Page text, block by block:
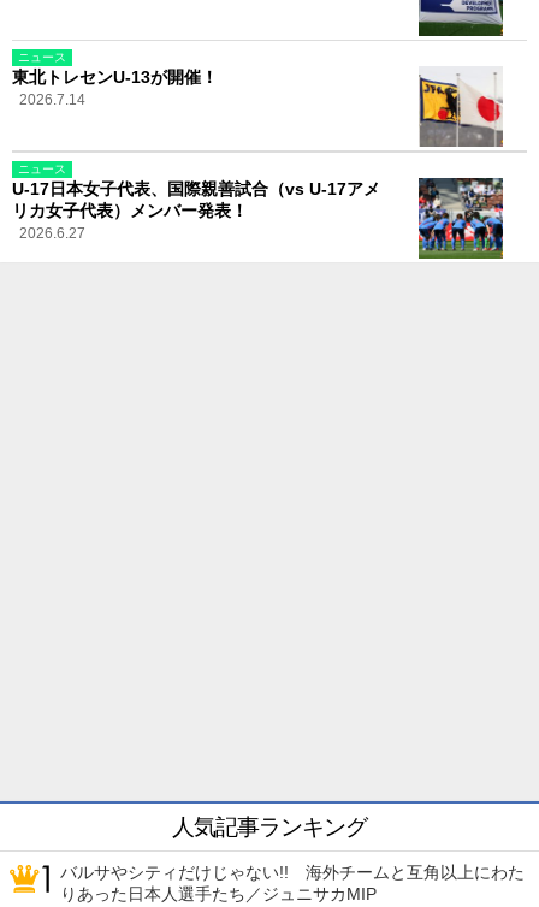
ニュース
東北トレセンU-13が開催！
2026.7.14
ニュース
U-17日本女子代表、国際親善試合（vs U-17アメ
リカ女子代表）メンバー発表！
2026.6.27
人気記事ランキング
バルサやシティだけじゃない!! 海外チームと互角以上にわた
りあった日本人選手たち／ジュニサカMIP